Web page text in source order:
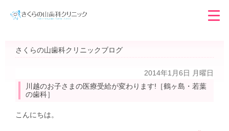
さくらの山歯科クリニックブログ
2014年1月6日 月曜日
川越のお子さまの医療受給が変わります!［鶴ヶ島・若葉
の歯科］
こんにちは。